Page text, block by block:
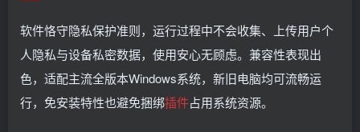
软件恪守隐私保护准则，运行过程中不会收集、上传用户个
人隐私与设备私密数据，使用安心无顾虑。兼容性表现出
色，适配主流全版本Windows系统，新旧电脑均可流畅运
行，免安装特性也避免捆绑插件占用系统资源。